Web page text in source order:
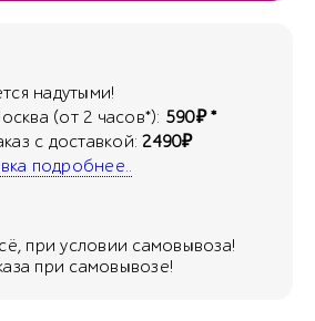
надутыми!
(от 2 часов*): 590₽ *
с доставкой:2490₽
подробнее..
при условии самовывоза!
при самовывозе!